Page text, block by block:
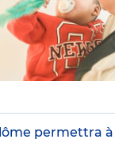
permettra